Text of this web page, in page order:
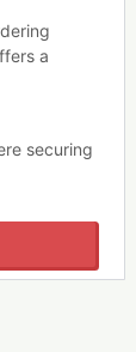
a
securing